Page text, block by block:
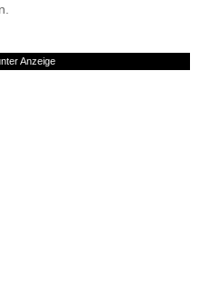
Anzeige